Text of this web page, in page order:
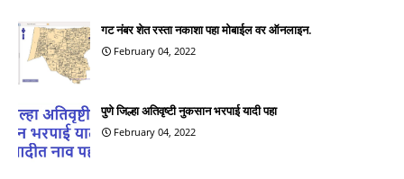
गट नंबर शेत रस्ता नकाशा पहा मोबाईल वर ऑनलाइन.
February 04, 2022
पुणे जिल्हा अतिवृष्टी नुकसान भरपाई यादी पहा
February 04, 2022